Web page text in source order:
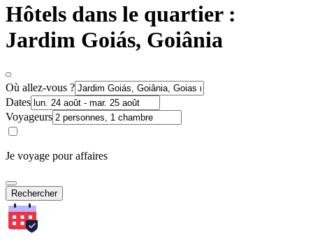
Hôtels dans le quartier :
Jardim Goiás, Goiânia
Où allez-vous ?
Dates
Voyageurs
Je voyage pour affaires
Rechercher